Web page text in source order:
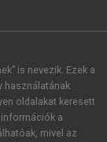
is nevezik. Ezek a
használatának
oldalakat keresett
a
mivel az